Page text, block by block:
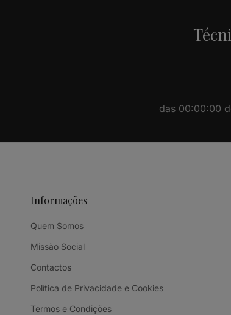
das 00:00:00
Informações
Quem Somos
Missão Social
Contactos
Política de Privacidade e Cookies
Termos e Condições